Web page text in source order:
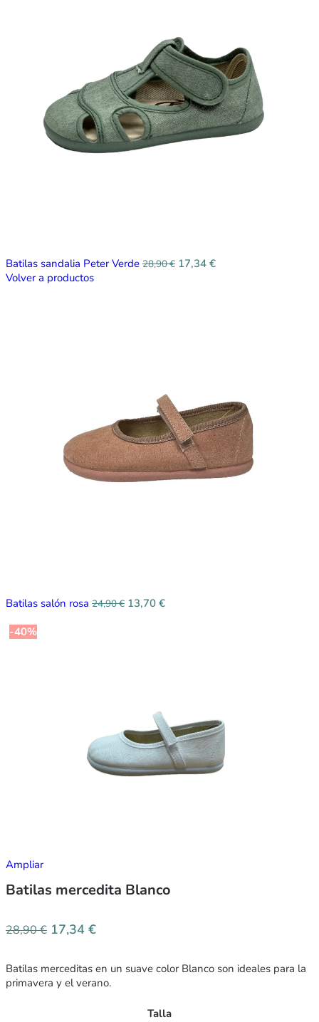
Batilas sandalia Peter Verde 28,90€ 17,34 €
Volver a productos
Batilas salón rosa 24,90€ 13,70 €
-40%
Ampliar
Batilas mercedita Blanco
28,90€ 17,34 €
Batilas merceditas en un suave color Blanco son ideales para la
primavera y el verano.
Talla